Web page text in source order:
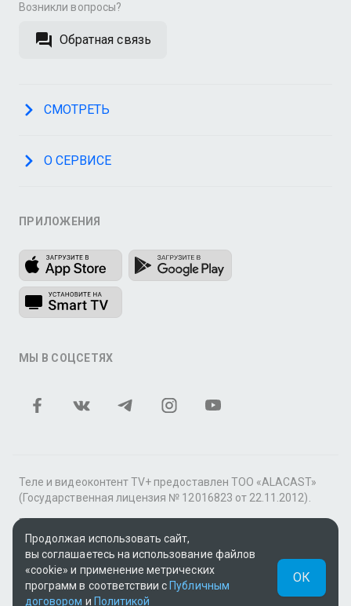
Возникли вопросы?
Обратная связь
СМОТРЕТЬ
О СЕРВИСЕ
ПРИЛОЖЕНИЯ
МЫ В СОЦСЕТЯХ
Теле и видеоконтент TV+ предоставлен ТОО «ALACAST»
(Государственная лицензия № 12016823 от 22.11.2012).
В рамках услуги «Видео по подписке» для «Пакета
фильмов и сериалов tv+» контент предоставляется
онлайн-кинотеатром MEGOGO.
Поддержка: tvplus@telecom.kz
UUID: 19f219af-db9c-44be-a35d-5a1edb424f6e
Продолжая использовать сайт,
вы соглашаетесь на использование файлов
«cookie» и применение метрических
программ в соответствии с Публичным
договором и Политикой
ОК